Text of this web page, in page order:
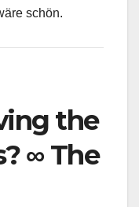
schön.
the
∞ The